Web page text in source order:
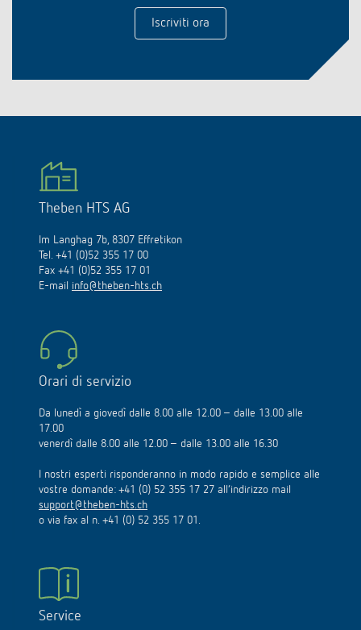
Iscriviti ora
Theben HTS AG
Im Langhag 7b, 8307 Effretikon
Tel. +41 (0)52 355 17 00
Fax +41 (0)52 355 17 01
E-mail info@theben-hts.ch
Orari di servizio
Da lunedì a giovedì dalle 8.00 alle 12.00 – dalle 13.00 alle
17.00
venerdì dalle 8.00 alle 12.00 – dalle 13.00 alle 16.30
I nostri esperti risponderanno in modo rapido e semplice alle
vostre domande: +41 (0) 52 355 17 27 all’indirizzo mail
support@theben-hts.ch
o via fax al n. +41 (0) 52 355 17 01.
Service